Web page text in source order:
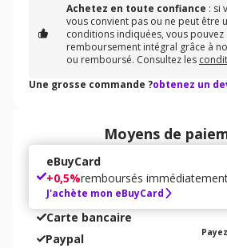
Achetez en toute confiance : si
vous convient pas ou ne peut être
conditions indiquées, vous
remboursement intégral grâce à
ou remboursé. Consultez les
Une grosse commande ?obtenez un
Moyens de
eBuyCard
+0,5%remboursés
J'achète mon eBuyCard
Carte bancaire
Paypal